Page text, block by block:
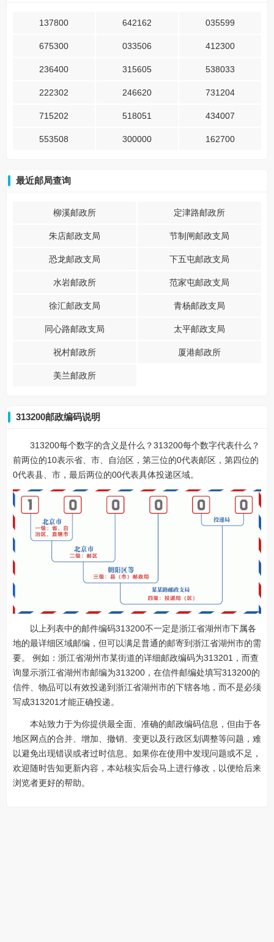
137800 642162 035599
675300 033506 412300
236400 315605 538033
222302 246620 731204
715202 518051 434007
553508 300000 162700
最近邮局查询
柳溪邮政所 定津路邮政所
朱店邮政支局 节制闸邮政支局
恐龙邮政支局 下五屯邮政支局
水岩邮政所 范家屯邮政支局
徐汇邮政支局 青杨邮政支局
同心路邮政支局 太平邮政支局
祝村邮政所 厦港邮政所
美兰邮政所
313200邮政编码说明
313200每个数字的含义是什么？313200每个数字代表什么？
前两位的10表示省、市、自治区，第三位的0代表邮区，第四位的
0代表县、市，最后两位的00代表具体投递区域。
以上列表中的邮件编码313200不一定是浙江省湖州市下属各
地的最详细区域邮编，但可以满足普通的邮寄到浙江省湖州市的需
要。 例如：浙江省湖州市某街道的详细邮政编码为313201，而查
询显示浙江省湖州市邮编为313200，在信件邮编处填写313200的
信件、物品可以有效投递到浙江省湖州市的下辖各地，而不是必须
写成313201才能正确投递。
本站致力于为你提供最全面、准确的邮政编码信息，但由于各
地区网点的合并、增加、撤销、变更以及行政区划调整等问题，难
以避免出现错误或者过时信息。如果你在使用中发现问题或不足，
欢迎随时告知更新内容，本站核实后会马上进行修改，以便给后来
浏览者更好的帮助。